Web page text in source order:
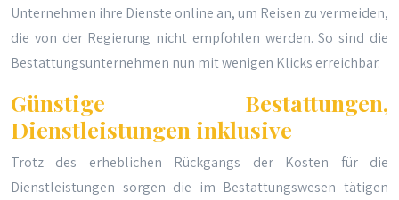
Unternehmen ihre Dienste online an, um Reisen zu vermeiden,
die von der Regierung nicht empfohlen werden. So sind die
Bestattungsunternehmen nun mit wenigen Klicks erreichbar.
Günstige Bestattungen,
Dienstleistungen inklusive
Trotz des erheblichen Rückgangs der Kosten für die
Dienstleistungen sorgen die im Bestattungswesen tätigen